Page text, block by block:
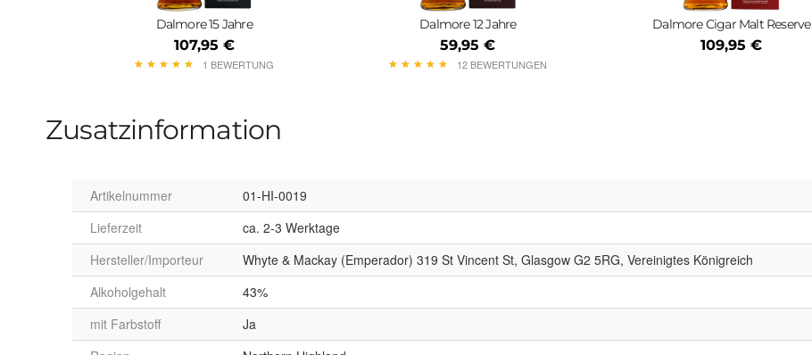
Dalmore 15 Jahre
107,95 €
★ ★ ★ ★ ★
★ ★ ★ ★ ★ 1 BEWERTUNG
Dalmore 12 Jahre
59,95 €
★ ★ ★ ★ ★
★ ★ ★ ★ ★ 12 BEWERTUNGEN
Dalmore Cigar Malt Reserve
109,95 €
Zusatzinformation
Artikelnummer 01-HI-0019
Lieferzeit
ca. 2-3 Werktage
Hersteller/Importeur
Whyte & Mackay (Emperador) 319 St Vincent St, Glasgow G2 5RG, Vereinigtes Königreich
Alkoholgehalt
43%
mit Farbstoff
Ja